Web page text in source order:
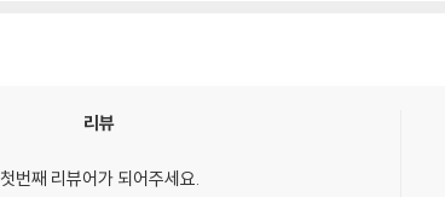
리뷰
첫번째 리뷰어가 되어주세요.